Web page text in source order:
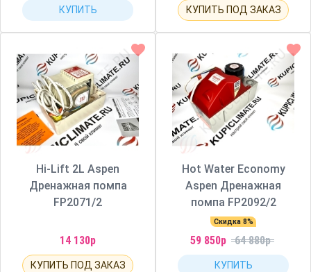
КУПИТЬ КУПИТЬ ПОД ЗАКАЗ
Hi-Lift 2L Aspen
Дренажная помпа
FP2071/2
14 130р
КУПИТЬ ПОД ЗАКАЗ
Hot Water Economy
Aspen Дренажная
помпа FP2092/2
Скидка 8%
59 850р 64 880р
КУПИТЬ